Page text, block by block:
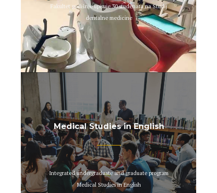
Fakultet godišnje upisuje 30 studenata na Studij
dentalne medicine
Medical Studies in English
Integrated undergraduate and graduate program
Medical Studies in English